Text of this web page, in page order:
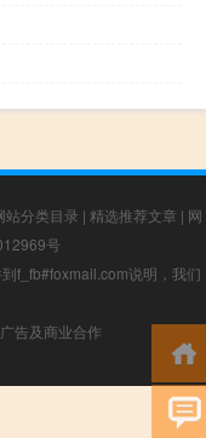
站分类目录 | 精选推荐文章 | 网
号
f_fb#foxmail.com说明，我们
告及商业合作